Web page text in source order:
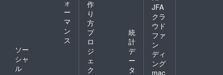
ォ
ー
マ
ン
ス
ソー
シャ
ル
作
り
方
プ
ロ
ジ
ェ
ク
統
計
デ
ー
タ
JFA
クラ
ウド
ファ
ン
ディ
ング
mac